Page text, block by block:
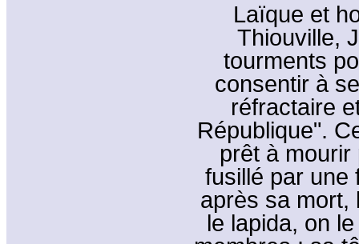
Laïque et
Thiouville,
tourments
consentir à
réfractaire
République".
prêt à
fusillé par une
après sa mort,
le lapida, on